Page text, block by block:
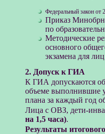
Федеральный закон
Приказ
по
Методические
основного
экзамена для
2. Допуск к ГИА
К ГИА допускаются
объеме выполнившие
плана за каждый год
Лица с ОВЗ, дети-
на 1,5 часа).
Результаты